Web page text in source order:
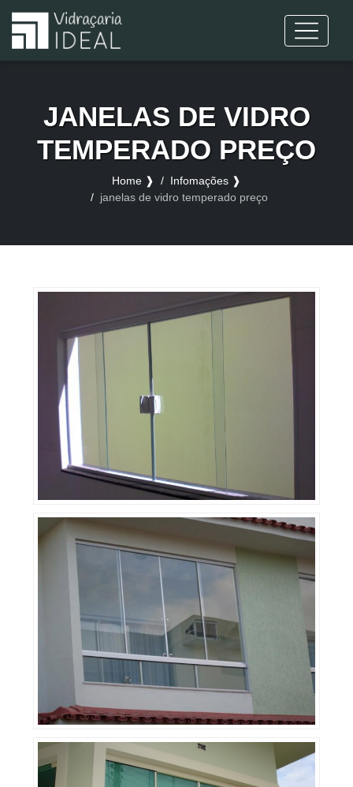
JANELAS DE VIDRO
TEMPERADO PREÇO
Home ❱
Infomações ❱
janelas de vidro temperado preço